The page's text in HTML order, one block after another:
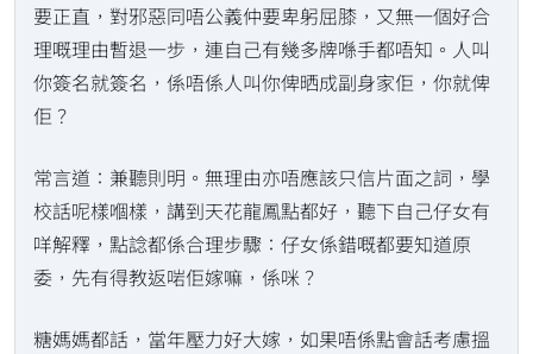
要正直，對邪惡同唔公義仲要卑躬屈膝，又無一個好合
理嘅理由暫退一步，連自己有幾多牌喺手都唔知。人叫
你簽名就簽名，係唔係人叫你俾晒成副身家佢，你就俾
佢？
常言道：兼聽則明。無理由亦唔應該只信片面之詞，學
校話呢樣嗰樣，講到天花龍鳳點都好，聽下自己仔女有
咩解釋，點諗都係合理步驟：仔女係錯嘅都要知道原
委，先有得教返啱佢嫁嘛，係咪？
糖媽媽都話，當年壓力好大嫁，如果唔係點會話考慮搵